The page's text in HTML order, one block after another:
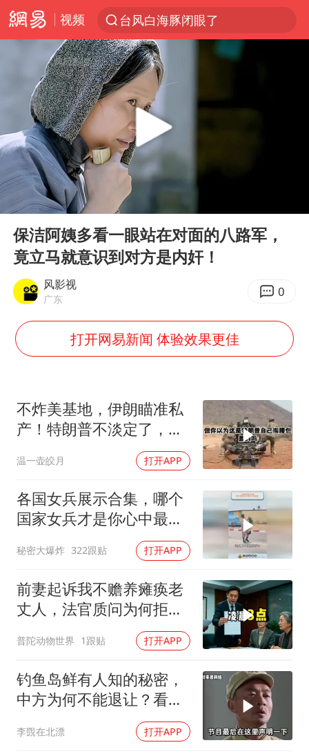
视频
台风白海豚闭眼了
香港宏福苑火灾或由烟头引起
浙江台州《告全体市民书》
四川宜宾3.4级地震
多所高校取消艺考
22岁女生独闯南太行失联12天
张本智和：零封向鹏不意外
今年第二强台风将带来多大影响
“准2万亿”之城点名支持三所大学
习近平心系体育强国建设
Play
00:00
保洁阿姨多看一眼站在对面的八路军，
竟立马就意识到对方是内奸！
风影视
广东 0
打开网易新闻 体验效果更佳
不炸美基地，伊朗瞄准私
产！特朗普不淡定了，被
温一壶皎月 打开APP
各国女兵展示合集，哪个
国家女兵才是你心中最飒
秘密大爆炸 322跟贴 打开APP
前妻起诉我不赡养瘫痪老
丈人，法官质问为何拒不
普陀动物世界 1跟贴 打开APP
钓鱼岛鲜有人知的秘密，
中方为何不能退让？看完
李覴在北漂 打开APP